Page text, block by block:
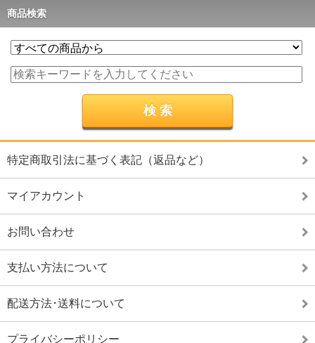
商品検索
特定商取引法に基づく表記（返品など）
マイアカウント
お問い合わせ
支払い方法について
配送方法･送料について
プライバシーポリシー